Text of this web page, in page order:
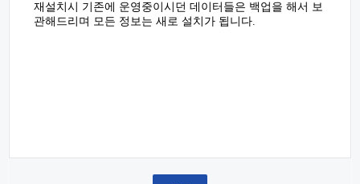
재설치시 기존에 운영중이시던 데이터들은 백업을 해서 보
관해드리며 모든 정보는 새로 설치가 됩니다.